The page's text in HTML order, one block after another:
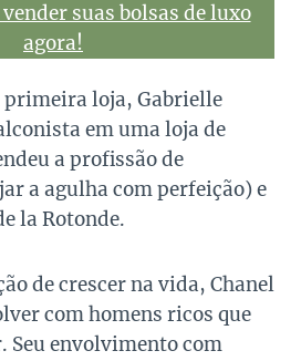
suas bolsas de luxo
agora!
primeira loja, Gabrielle
em uma loja de
a profissão de
a agulha com perfeição) e
la Rotonde.
de crescer na vida, Chanel
com homens ricos que
Seu envolvimento com